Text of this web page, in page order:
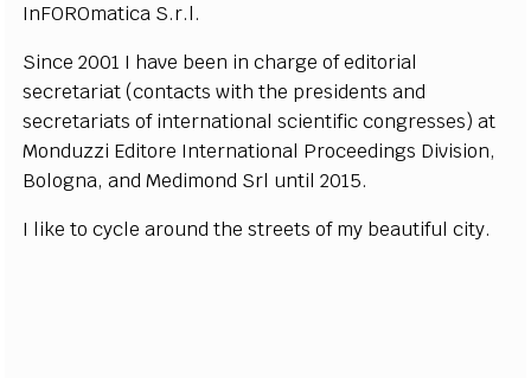
InFOROmatica S.r.l.
Since 2001 I have been in charge of editorial
secretariat (contacts with the presidents and
secretariats of international scientific congresses) at
Monduzzi Editore International Proceedings Division,
Bologna, and Medimond Srl until 2015.
I like to cycle around the streets of my beautiful city.